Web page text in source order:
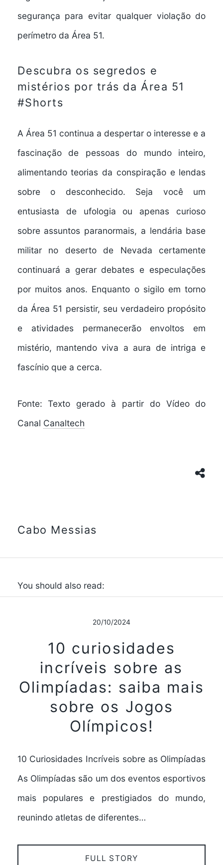
segurança para evitar qualquer violação do
perímetro da Área 51.
Descubra os segredos e
mistérios por trás da Área 51
#Shorts
A Área 51 continua a despertar o interesse e a
fascinação de pessoas do mundo inteiro,
alimentando teorias da conspiração e lendas
sobre o desconhecido. Seja você um
entusiasta de ufologia ou apenas curioso
sobre assuntos paranormais, a lendária base
militar no deserto de Nevada certamente
continuará a gerar debates e especulações
por muitos anos. Enquanto o sigilo em torno
da Área 51 persistir, seu verdadeiro propósito
e atividades permanecerão envoltos em
mistério, mantendo viva a aura de intriga e
fascínio que a cerca.
Fonte: Texto gerado à partir do Vídeo do
Canal Canaltech
Cabo Messias
You should also read:
20/10/2024
10 curiosidades
incríveis sobre as
Olimpíadas: saiba mais
sobre os Jogos
Olímpicos!
10 Curiosidades Incríveis sobre as Olimpíadas
As Olimpíadas são um dos eventos esportivos
mais populares e prestigiados do mundo,
reunindo atletas de diferentes…
FULL STORY